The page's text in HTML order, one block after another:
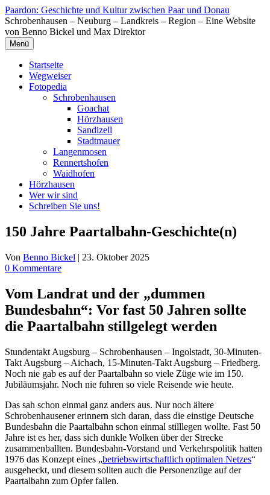
Zum
Inhalt
springen
Paardon: Geschichte und Kultur zwischen Paar und Donau
Schrobenhausen – Neuburg – Landkreis – Region – Eine Website
von Benno Bickel und Max Direktor
Menü
Startseite
Wegweiser
Fotopedia
Schrobenhausen
Goachat
Hörzhausen
Sandizell
Stadtmauer
Langenmosen
Rennertshofen
Waidhofen
Hörzhausen
Wer wir sind
Schreiben Sie uns!
150 Jahre Paartalbahn-Geschichte(n)
Von Benno Bickel | 23. Oktober 2025
0 Kommentare
Vom Landrat und der „dummen
Bundesbahn“: Vor fast 50 Jahren sollte
die Paartalbahn stillgelegt werden
Stundentakt Augsburg – Schrobenhausen – Ingolstadt, 30-Minuten-
Takt Augsburg – Aichach, 15-Minuten-Takt Augsburg – Friedberg.
Noch nie gab es auf der Paartalbahn so viele Züge wie im 150.
Jubiläumsjahr. Noch nie fuhren so viele Reisende wie heute.
Das sah schon einmal ganz anders aus. Nur noch ältere
Schrobenhausener erinnern sich daran, dass die einstige Deutsche
Bundesbahn die Paartalbahn schon einmal stilllegen wollte. Fast 50
Jahre ist es her, dass sich dunkle Wolken über der Strecke
zusammenballten. Bundesbahn-Vorstand und Verkehrspolitik hatten
1976 das Konzept eines „betriebswirtschaftlich optimalen Netzes“
ausgeheckt, und diesem sollten auch die Personenzüge auf der
Paartalbahn zum Opfer fallen.